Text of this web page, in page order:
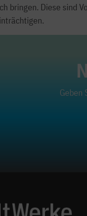
bringen. Diese sind
Geben